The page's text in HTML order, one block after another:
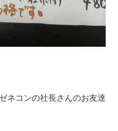
ネコンの社長さんのお友達